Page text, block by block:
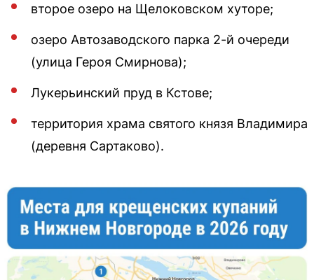
второе озеро на Щелоковском хуторе;
озеро Автозаводского парка 2-й очереди
(улица Героя Смирнова);
Лукерьинский пруд в Кстове;
территория храма святого князя Владимира
(деревня Сартаково).